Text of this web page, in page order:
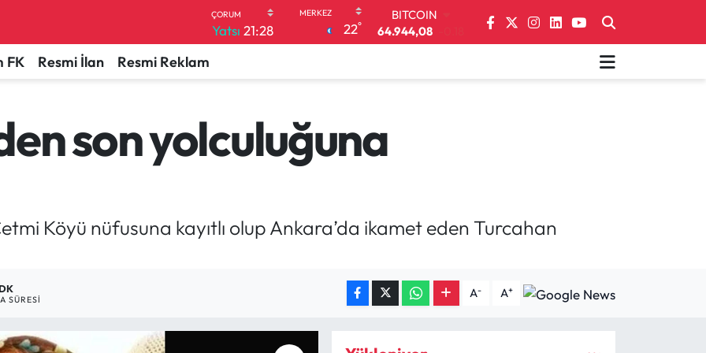
Yatsı 21:28 22°
64.944,08
DOLAR
47,7436 0.18
GRAM ALTIN
FK Resmi İlan Resmi Reklam
son yolculuğuna
Köyü nüfusuna kayıtlı olup Ankara’da ikamet eden Turcahan
SÜRESI A- A+